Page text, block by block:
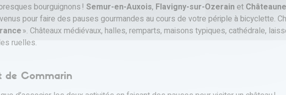
bourguignons ! Semur-en-Auxois, Flavigny-sur-Ozerainet
pour faire des pauses gourmandes au cours de votre périple à bicyclette.
». Châteaux médiévaux, halles, remparts, maisons typiques, cathédrale,
ruelles.
de Commarin